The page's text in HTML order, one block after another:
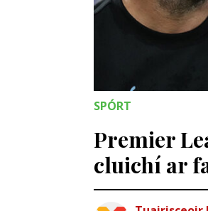
SPÓRT
Premier
cluichí ar